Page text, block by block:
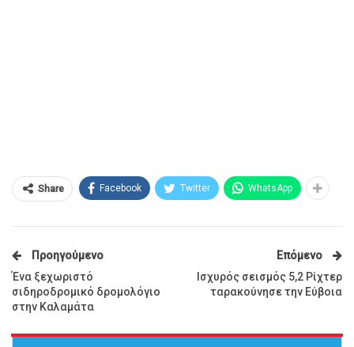
Share Facebook Twitter WhatsApp
Προηγούμενο
Ένα ξεχωριστό
σιδηροδρομικό δρομολόγιο
στην Καλαμάτα
Επόμενο
Ισχυρός σεισμός 5,2 Ρίχτερ
ταρακούνησε την Εύβοια